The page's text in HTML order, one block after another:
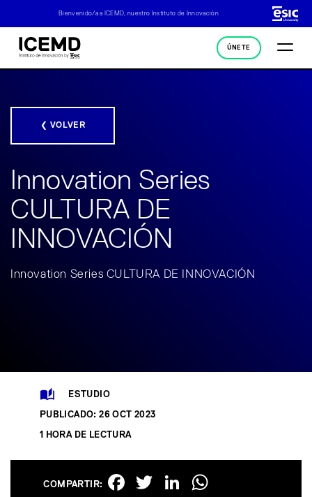
Bienvenido/a a ICEMD, nuestro Instituto de Innovación
ÚNETE
❮ VOLVER
Innovation Series
CULTURA DE
INNOVACIÓN
Innovation Series CULTURA DE INNOVACIÓN
ESTUDIO
PUBLICADO: 26 OCT 2023
1 HORA DE LECTURA
COMPARTIR: Facebook
TwitterLinkedIn